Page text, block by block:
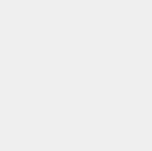
by